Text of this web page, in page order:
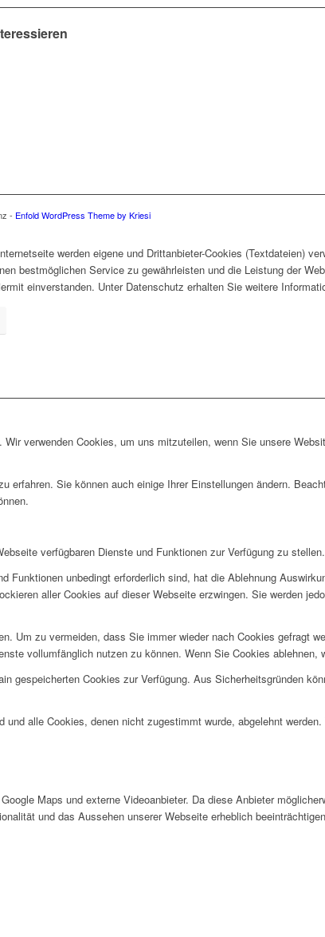
- Enfold WordPress Theme by Kriesi
werden eigene und Drittanbieter-Cookies (Textdateien)
bestmöglichen Service zu gewährleisten und die Leistung der
einverstanden. Unter Datenschutz erhalten Sie weitere
verwenden Cookies, um uns mitzuteilen, wenn Sie unsere
erfahren. Sie können auch einige Ihrer Einstellungen ändern.
verfügbaren Dienste und Funktionen zur Verfügung zu stellen.
Funktionen unbedingt erforderlich sind, hat die Ablehnung
aller Cookies auf dieser Webseite erzwingen. Sie werden
Um zu vermeiden, dass Sie immer wieder nach Cookies gefragt
vollumfänglich nutzen zu können. Wenn Sie Cookies
gespeicherten Cookies zur Verfügung. Aus Sicherheitsgründen
alle Cookies, denen nicht zugestimmt wurde, abgelehnt
Maps und externe Videoanbieter. Da diese Anbieter
und das Aussehen unserer Webseite erheblich